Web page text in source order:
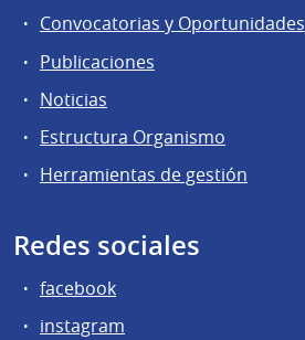
Convocatorias y Oportunidades
Publicaciones
Noticias
Estructura Organismo
Herramientas de gestión
Redes sociales
facebook
instagram